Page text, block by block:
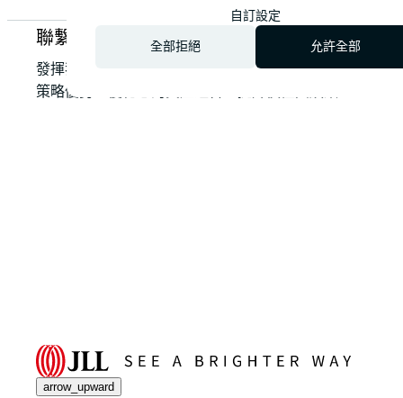
聯繫我們，詢問關於綠色租賃服務
發揮我們在地專業的力量，將您的房地產挑戰轉化為
策略優勢，優化您的資產組合，提升價值與績效。
arrow_upward
自訂設定
全部拒絕
允許全部